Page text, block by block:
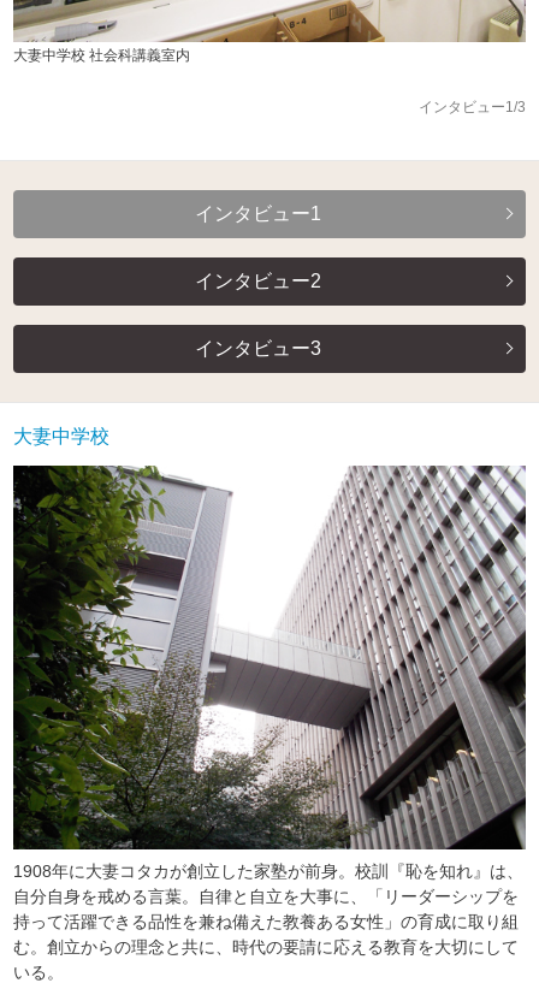
大妻中学校 社会科講義室内
インタビュー1/3
インタビュー1
インタビュー2
インタビュー3
大妻中学校
1908年に大妻コタカが創立した家塾が前身。校訓『恥を知れ』は、
自分自身を戒める言葉。自律と自立を大事に、「リーダーシップを
持って活躍できる品性を兼ね備えた教養ある女性」の育成に取り組
む。創立からの理念と共に、時代の要請に応える教育を大切にして
いる。